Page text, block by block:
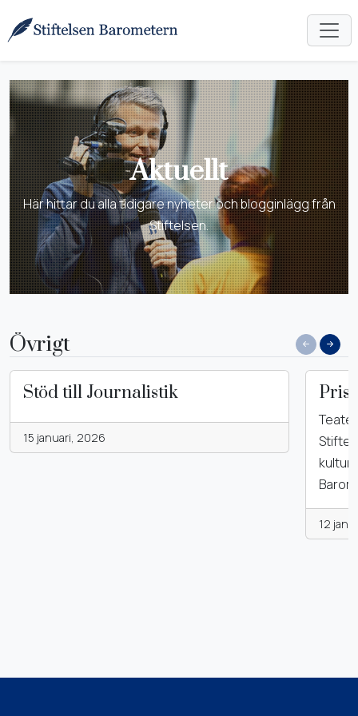
Aktuellt
Här hittar du alla tidigare nyheter och blogginlägg från
Stiftelsen.
Övrigt
Stöd till Journalistik
15 januari, 2026
12